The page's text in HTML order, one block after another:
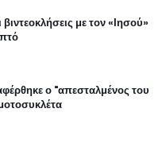
με τον «Ιησού»
ο "απεσταλμένος του